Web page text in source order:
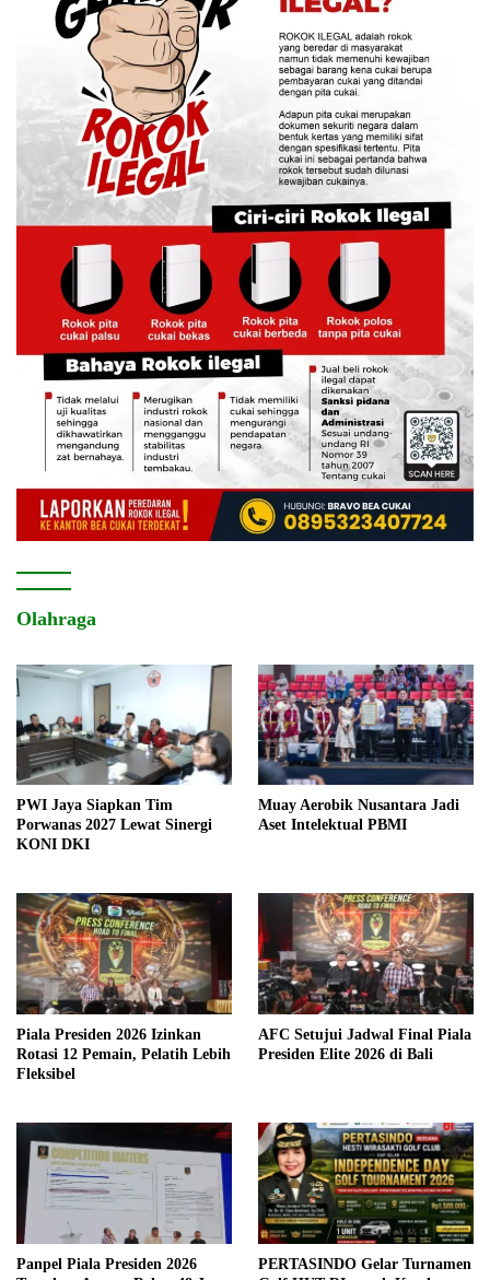
Olahraga
PWI Jaya Siapkan Tim
Porwanas 2027 Lewat Sinergi
KONI DKI
Muay Aerobik Nusantara Jadi
Aset Intelektual PBMI
Piala Presiden 2026 Izinkan
Rotasi 12 Pemain, Pelatih Lebih
Fleksibel
AFC Setujui Jadwal Final Piala
Presiden Elite 2026 di Bali
Panpel Piala Presiden 2026
PERTASINDO Gelar Turnamen